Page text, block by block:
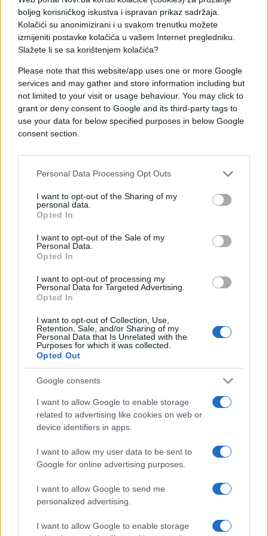
boljeg korisničkog iskustva i ispravan prikaz sadržaja.
Kolačići su anonimizirani i u svakom trenutku možete
izmijeniti postavke kolačića u vašem Internet pregledniku.
Slažete li se sa korištenjem kolačića?
Please note that this website/app uses one or more Google
services and may gather and store information including but
not limited to your visit or usage behaviour. You may click to
grant or deny consent to Google and its third-party tags to
use your data for below specified purposes in below Google
consent section.
Personal Data Processing Opt Outs
I want to opt-out of the Sharing of my
personal data.
Opted In
I want to opt-out of the Sale of my
Personal Data.
Opted In
I want to opt-out of processing my
Personal Data for Targeted Advertising.
Opted In
I want to opt-out of Collection, Use,
Retention, Sale, and/or Sharing of my
Personal Data that Is Unrelated with the
Purposes for which it was collected.
Opted Out
Google consents
I want to allow Google to enable storage
related to advertising like cookies on web or
device identifiers in apps.
I want to allow my user data to be sent to
Google for online advertising purposes.
I want to allow Google to send me
personalized advertising.
I want to allow Google to enable storage
"Ako smo dehidrirani, u našem mozgu postoji 'kvar'
koji može poslati signale gladi, a ne žeđi. To znači
da imamo tendenciju da jedemo više kada smo
dehidrirani da bismo nadoknadili osjećaj žeđi.
Pored toga, ako ste dehidrirani, osjećaćete se malo
energije i umorni, što bi moglo da podstakne
grickanje", tvrdi stručnjak.
Ne spavate dovoljno
održavanje fizičkog, emocionalnog i mentalnog
zdravlja. Otprilike sedam do devet sati sna po noći
smatra se dovoljnom količinom za dobro zdravlje
odraslih osoba. Nedostatak sna ima brojne
posljedice. Jedna od njih je povećanje tjelesne
težine. Kada ne možemo da spavamo, naša tijela
oslobađaju kortizol – 'hormon stresa 'koji može da
podstakne naše tijelo da skladišti rezerve masti 'za
svaki slučaj'",kaže dr Samir i dodaje:
"Ne samo to, kada smo pod stresom ili neispavani,
potrebna nam je energija iz hrane kao zamjena, pa
možemo naći da grickamo i jedemo više. Osim
toga, ako ste budni i u kuhinji, postoji velika šansa
da grickate", tvrdi on.
Dobijate mišiće
"Ako redovno vježbate i uzimate hranu bogatu
proteinima, a izgleda da vaša težina na vagi ne
opada, možda zapravo dobijate na težini mišića“,
objasnio je dr Samir.
"Možda ćete primjetiti da vam tijelo postaje
sigurnije u svoj izgled uprkos onome što piše na